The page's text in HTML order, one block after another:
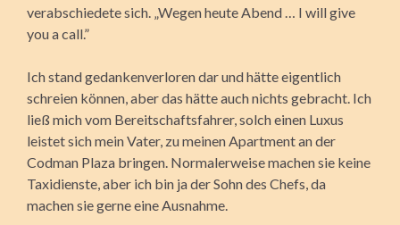
verabschiedete sich. „Wegen heute Abend … I will give
you a call.”
Ich stand gedankenverloren dar und hätte eigentlich
schreien können, aber das hätte auch nichts gebracht. Ich
ließ mich vom Bereitschaftsfahrer, solch einen Luxus
leistet sich mein Vater, zu meinen Apartment an der
Codman Plaza bringen. Normalerweise machen sie keine
Taxidienste, aber ich bin ja der Sohn des Chefs, da
machen sie gerne eine Ausnahme.